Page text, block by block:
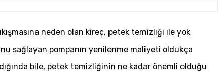
neden olan kireç, petek temizliği ile yok
sağlayan pompanın yenilenme maliyeti oldukça
bile, petek temizliğinin ne kadar önemli olduğu